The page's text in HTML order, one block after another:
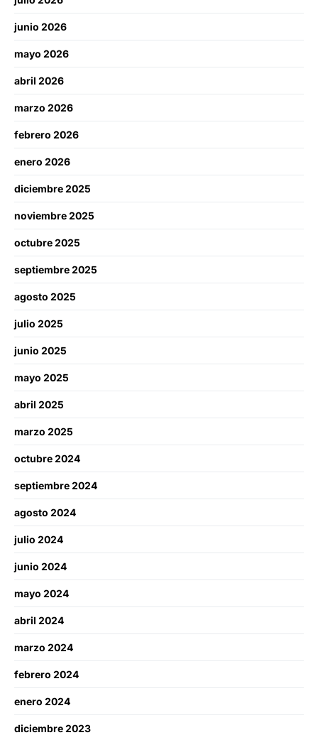
junio 2026
mayo 2026
abril 2026
marzo 2026
febrero 2026
enero 2026
diciembre 2025
noviembre 2025
octubre 2025
septiembre 2025
agosto 2025
julio 2025
junio 2025
mayo 2025
abril 2025
marzo 2025
octubre 2024
septiembre 2024
agosto 2024
julio 2024
junio 2024
mayo 2024
abril 2024
marzo 2024
febrero 2024
enero 2024
diciembre 2023